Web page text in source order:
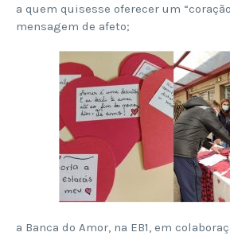
a quem quisesse oferecer um
mensagem de afeto;
a Banca do Amor, na EB1, em